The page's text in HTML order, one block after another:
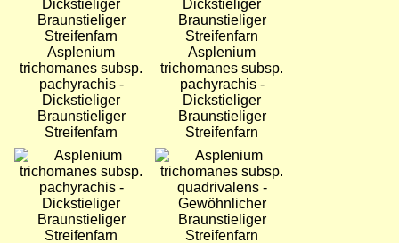
Asplenium
trichomanes subsp.
pachyrachis -
Dickstieliger
Braunstieliger
Streifenfarn
Asplenium
trichomanes subsp.
pachyrachis -
Dickstieliger
Braunstieliger
Streifenfarn
Bild
Bild